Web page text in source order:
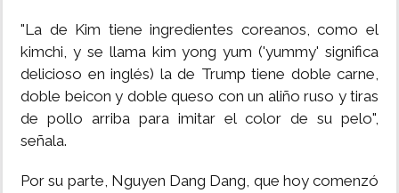
"La de Kim tiene ingredientes coreanos, como el
kimchi, y se llama kim yong yum ('yummy' significa
delicioso en inglés) la de Trump tiene doble carne,
doble beicon y doble queso con un aliño ruso y tiras
de pollo arriba para imitar el color de su pelo",
señala.
Por su parte, Nguyen Dang Dang, que hoy comenzó